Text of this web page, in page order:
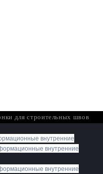
для строительных швов
внутренние
внутренние
внутренние